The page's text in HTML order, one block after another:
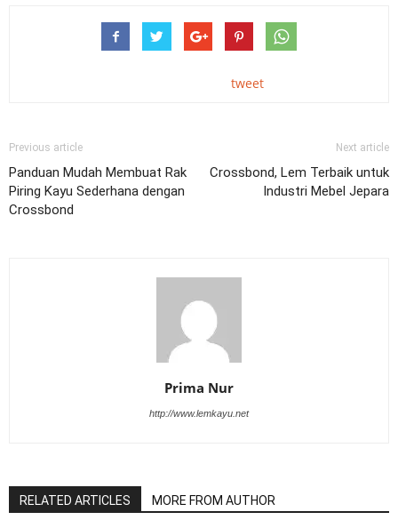
tweet
Previous article
Panduan Mudah Membuat Rak
Piring Kayu Sederhana dengan
Crossbond
Next article
Crossbond, Lem Terbaik untuk
Industri Mebel Jepara
Prima Nur
http://www.lemkayu.net
RELATED ARTICLES MORE FROM AUTHOR